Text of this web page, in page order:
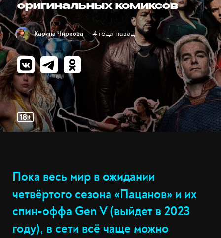
оригинальных комиксов
Карина Чиркова — 4 года назад
Пока весь мир в ожидании
четвёртого сезона «Пацанов» и их
спин-оффа Gen V (выйдет в 2023
году), в сети всё чаще можно